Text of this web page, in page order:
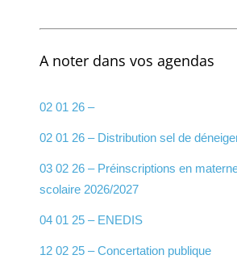
A noter dans vos agendas
02 01 26 –
02 01 26 – Distribution sel de
03 02 26 – Préinscriptions en
scolaire 2026/2027
04 01 25 – ENEDIS
12 02 25 – Concertation publique